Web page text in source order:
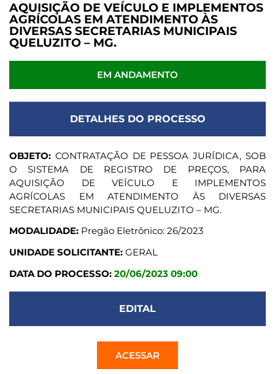
AQUISIÇÃO DE VEÍCULO E IMPLEMENTOS
AGRÍCOLAS EM ATENDIMENTO ÀS
DIVERSAS SECRETARIAS MUNICIPAIS
QUELUZITO – MG.
EM ANDAMENTO
DETALHES DO PROCESSO
OBJETO: CONTRATAÇÃO DE PESSOA JURÍDICA, SOB
O SISTEMA DE REGISTRO DE PREÇOS, PARA
AQUISIÇÃO DE VEÍCULO E IMPLEMENTOS
AGRÍCOLAS EM ATENDIMENTO ÀS DIVERSAS
SECRETARIAS MUNICIPAIS QUELUZITO – MG.
MODALIDADE: Pregão Eletrônico: 26/2023
UNIDADE SOLICITANTE: GERAL
DATA DO PROCESSO: 20/06/2023 09:00
EDITAL
ACESSAR